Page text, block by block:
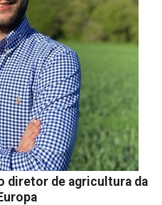
diretor de agricultura da